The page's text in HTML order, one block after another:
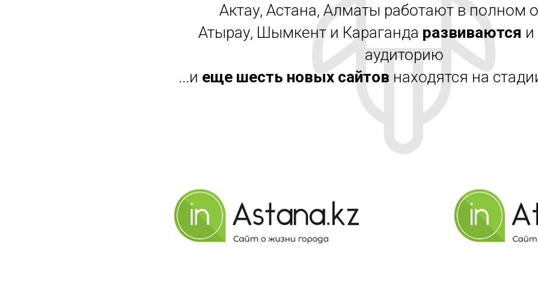
Актау, Астана, Алматы работают в полном
Атырау, Шымкент и Караганда развиваются
аудиторию
...и еще шесть новых сайтов находятся на